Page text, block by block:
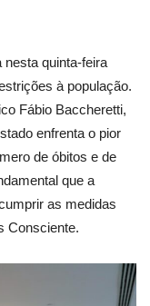
quinta-feira
à população.
Fábio Baccheretti,
enfrenta o pior
de óbitos e de
que a
as medidas
Consciente.